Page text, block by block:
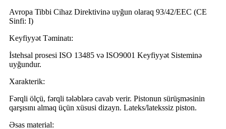
Avropa Tibbi Cihaz Direktivinə uyğun olaraq 93/42/EEC (CE
Sinfi: I)
Keyfiyyət Təminatı:
İstehsal prosesi ISO 13485 və ISO9001 Keyfiyyət Sisteminə
uyğundur.
Xarakterik:
Fərqli ölçü, fərqli tələblərə cavab verir. Pistonun sürüşməsinin
qarşısını almaq üçün xüsusi dizayn. Lateks/latekssiz piston.
Əsas material: